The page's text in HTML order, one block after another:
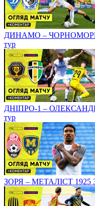
ДИНАМО –
тур
ДНІПРО-1 –
тур
ЗОРЯ – МЕТАЛІСТ 1925